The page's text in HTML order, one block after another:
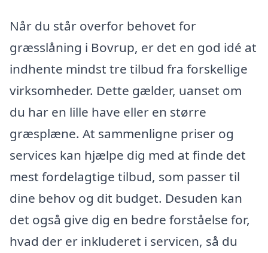
Når du står overfor behovet for
græsslåning i Bovrup, er det en god idé at
indhente mindst tre tilbud fra forskellige
virksomheder. Dette gælder, uanset om
du har en lille have eller en større
græsplæne. At sammenligne priser og
services kan hjælpe dig med at finde det
mest fordelagtige tilbud, som passer til
dine behov og dit budget. Desuden kan
det også give dig en bedre forståelse for,
hvad der er inkluderet i servicen, så du